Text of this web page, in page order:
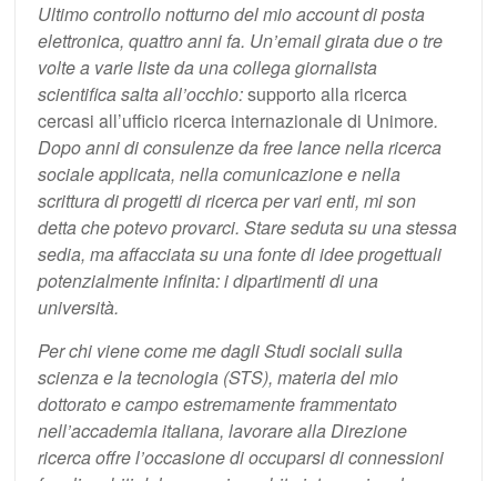
Ultimo controllo notturno del mio account di posta
elettronica, quattro anni fa. Un’email girata due o tre
volte a varie liste da una collega giornalista
scientifica salta all’occhio:supporto alla ricerca
cercasi all’ufficio ricerca internazionale di Unimore.
Dopo anni di consulenze da free lance nella ricerca
sociale applicata, nella comunicazione e nella
scrittura di progetti di ricerca per vari enti, mi son
detta che potevo provarci. Stare seduta su una stessa
sedia, ma affacciata su una fonte di idee progettuali
potenzialmente infinita: i dipartimenti di una
università.
Per chi viene come me dagli Studi sociali sulla
scienza e la tecnologia (STS), materia del mio
dottorato e campo estremamente frammentato
nell’accademia italiana, lavorare alla Direzione
ricerca offre l’occasione di occuparsi di connessioni